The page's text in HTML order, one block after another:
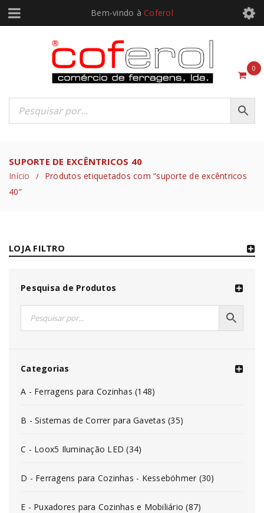
Bem-vindo à Coferol
0
SUPORTE DE EXCÊNTRICOS 40
Início /
Produtos etiquetados com “suporte de excêntricos
40”
LOJA FILTRO
Pesquisa de Produtos
Categorias
A - Ferragens para Cozinhas (148)
B - Sistemas de Correr para Gavetas (35)
C - Loox5 Iluminação LED (34)
D - Ferragens para Cozinhas - Kesseböhmer (30)
E - Puxadores para Cozinhas e Mobiliário (87)